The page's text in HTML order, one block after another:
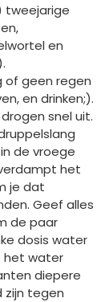
tweejarige
en
of geen regen
en drinken;).
snel uit.
de vroege
het
je dat
Geef alles
de paar
dosis water
het water
diepere
zijn tegen